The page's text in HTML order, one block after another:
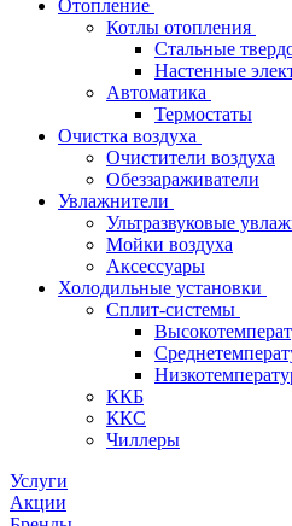
Отопление
Котлы отопления
Стальные
Настенные
Автоматика
Термостаты
Очистка воздуха
Очистители воздуха
Обеззараживатели
Увлажнители
Ультразвуковые
Мойки воздуха
Аксессуары
Холодильные установки
Сплит-системы
ККБ
ККС
Чиллеры
Услуги
Акции